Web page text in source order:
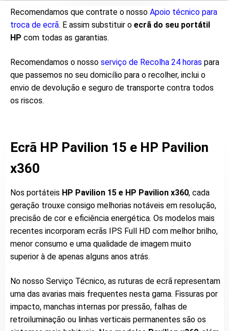
Recomendamos que contrate o nosso Apoio técnico para
troca de ecrã. E assim substituir o ecrã do seu portátil
HP com todas as garantias.
Recomendamos o nosso serviço de Recolha 24 horas para
que passemos no seu domicílio para o recolher, inclui o
envio de devolução e seguro de transporte contra todos
os riscos.
Ecrã HP Pavilion 15 e HP Pavilion
x360
Nos portáteis HP Pavilion 15 e HP Pavilion x360, cada
geração trouxe consigo melhorias notáveis em resolução,
precisão de cor e eficiência energética. Os modelos mais
recentes incorporam ecrãs IPS Full HD com melhor brilho,
menor consumo e uma qualidade de imagem muito
superior à de apenas alguns anos atrás.
No nosso Serviço Técnico, as ruturas de ecrã representam
uma das avarias mais frequentes nesta gama. Fissuras por
impacto, manchas internas por pressão, falhas de
retroiluminação ou linhas verticais permanentes são os